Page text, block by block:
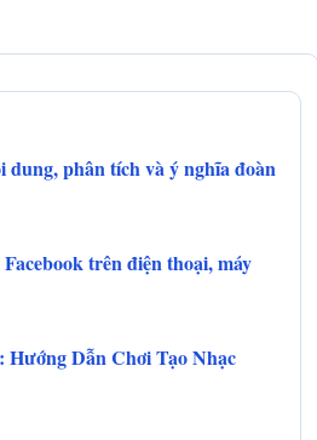
dung, phân tích và ý nghĩa đoàn
trên điện thoại, máy
Hướng Dẫn Chơi Tạo Nhạc